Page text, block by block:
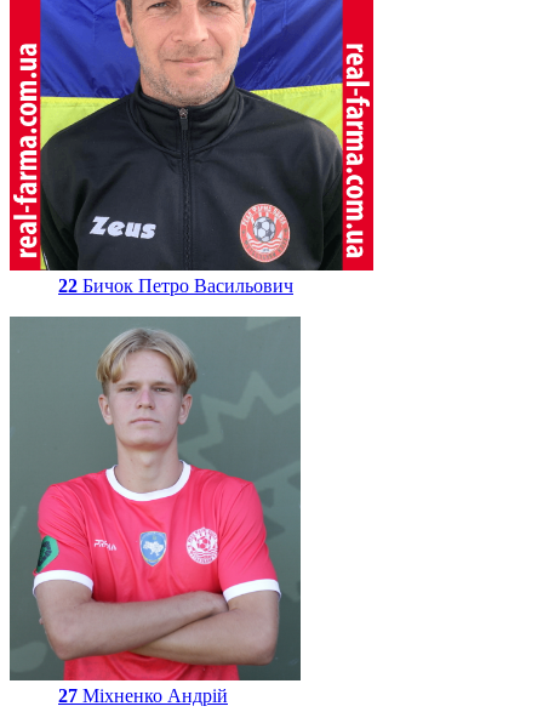
22 Бичок Петро Васильович
27 Міхненко Андрій